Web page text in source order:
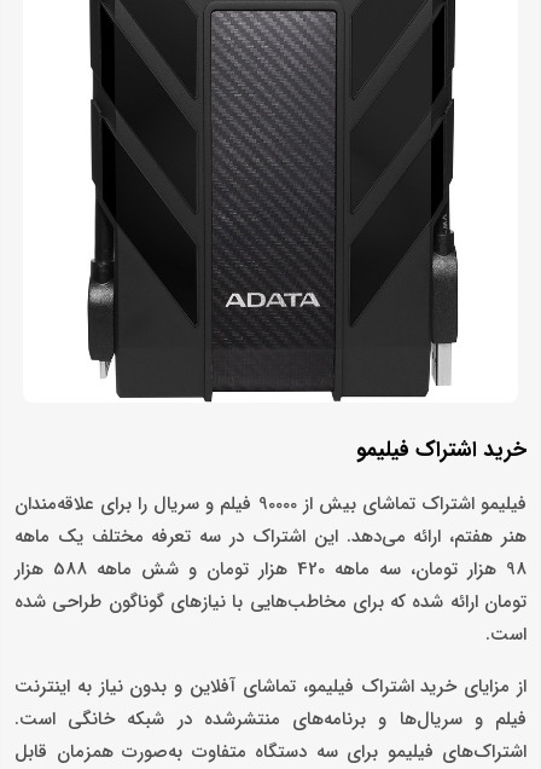
خرید اشتراک فیلیمو
فیلیمو اشتراک تماشای بیش از 90000 فیلم و سریال را برای علاقه‌مندان
هنر هفتم، ارائه می‌دهد. این اشتراک در سه تعرفه مختلف یک ماهه
98 هزار تومان، سه ماهه 420 هزار تومان و شش ماهه 588 هزار
تومان ارائه شده که برای مخاطب‌هایی با نیازهای گوناگون طراحی شده
است.
از مزایای خرید اشتراک فیلیمو، تماشای آفلاین و بدون نیاز به اینترنت
فیلم و سریال‌ها و برنامه‌های منتشرشده در شبکه خانگی است.
اشتراک‌های فیلیمو برای سه دستگاه متفاوت به‌صورت همزمان قابل